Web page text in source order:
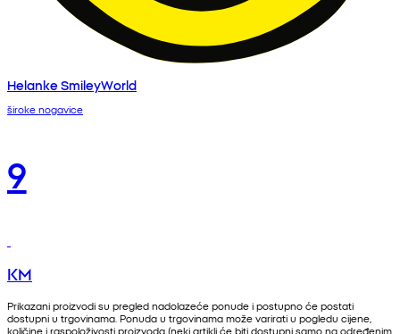
Helanke SmileyWorld
široke nogavice
9
KM
Prikazani proizvodi su pregled nadolazeće ponude i postupno će postati
dostupni u trgovinama. Ponuda u trgovinama može varirati u pogledu cijene,
količine i raspoloživosti proizvoda (neki artikli će biti dostupni samo na određenim